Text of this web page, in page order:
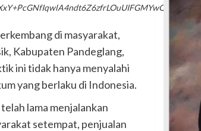
di masyarakat,
Kabupaten Pandeglang,
ini tidak hanya menyalahi
yang berlaku di Indonesia.
lama menjalankan
setempat, penjualan